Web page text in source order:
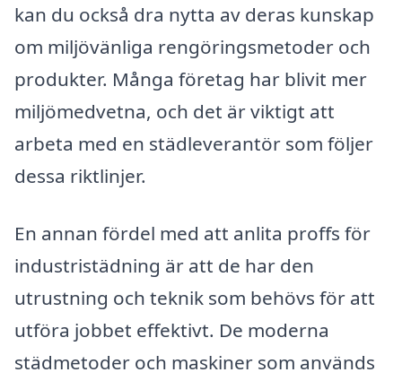
kan du också dra nytta av deras kunskap
om miljövänliga rengöringsmetoder och
produkter. Många företag har blivit mer
miljömedvetna, och det är viktigt att
arbeta med en städleverantör som följer
dessa riktlinjer.
En annan fördel med att anlita proffs för
industristädning är att de har den
utrustning och teknik som behövs för att
utföra jobbet effektivt. De moderna
städmetoder och maskiner som används